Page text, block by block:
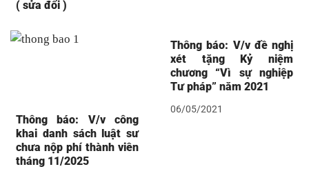
( sửa đổi )
Thông báo: V/v công
khai danh sách luật sư
chưa nộp phí thành viên
tháng 11/2025
Thông báo: V/v đề nghị
xét tặng Kỷ niệm
chương “Vì sự nghiệp
Tư pháp” năm 2021
06/05/2021